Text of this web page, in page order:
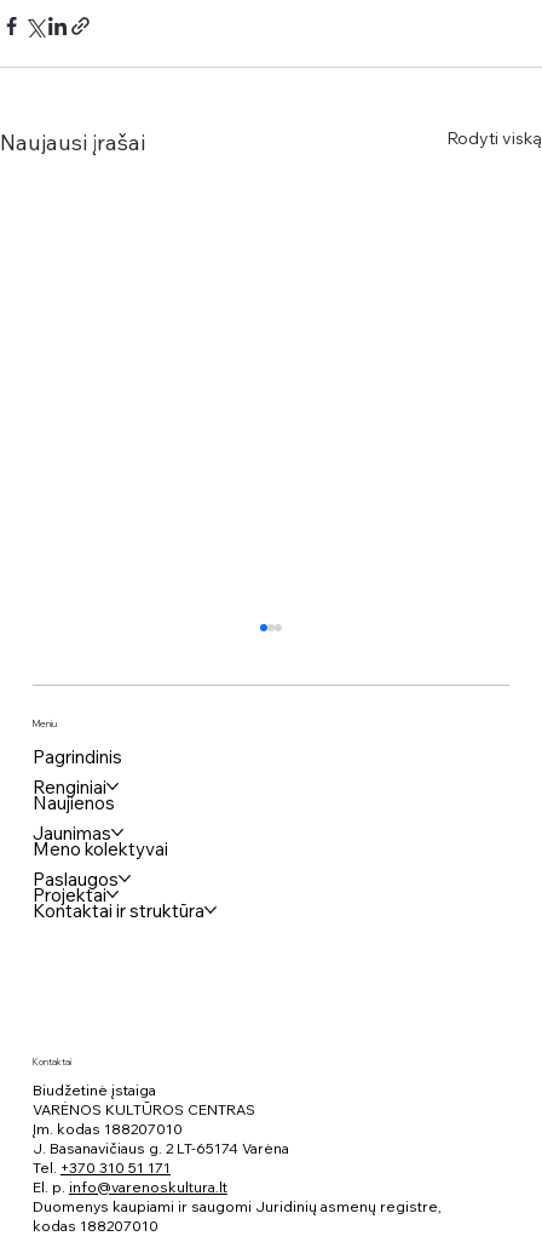
Naujausi įrašai Rodyti viską
Komedija „KAIMYNAI BE RYŠIO“
Meniu
Pagrindinis
Renginiai
Naujienos
Jaunimas
Meno kolektyvai
Paslaugos
Projektai
Kontaktai ir struktūra
Kontaktai
Biudžetinė įstaiga
VARĖNOS KULTŪROS CENTRAS
Įm. kodas 188207010
J. Basanavičiaus g. 2 LT-65174 Varėna
Tel. +370 310 51 171
El. p. info@varenoskultura.lt
Duomenys kaupiami ir saugomi Juridinių asmenų registre,
kodas 188207010